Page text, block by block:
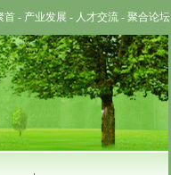
首 - 产业发展 - 人才交流 - 聚合论坛